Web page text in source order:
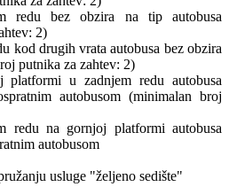
redu bez obzira na tip autobusa
2)
kod drugih vrata autobusa bez obzira
putnika za zahtev: 2)
u zadnjem redu autobusa
autobusom (minimalan broj
redu na gornjoj platformi autobusa
autobusom
usluge "željeno sedište"